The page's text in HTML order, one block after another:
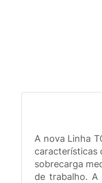
A nova Linha
características
sobrecarga
de trabalho. A